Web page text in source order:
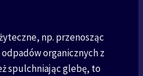
np. przenosząc
organicznych z
spulchniając glebę, to